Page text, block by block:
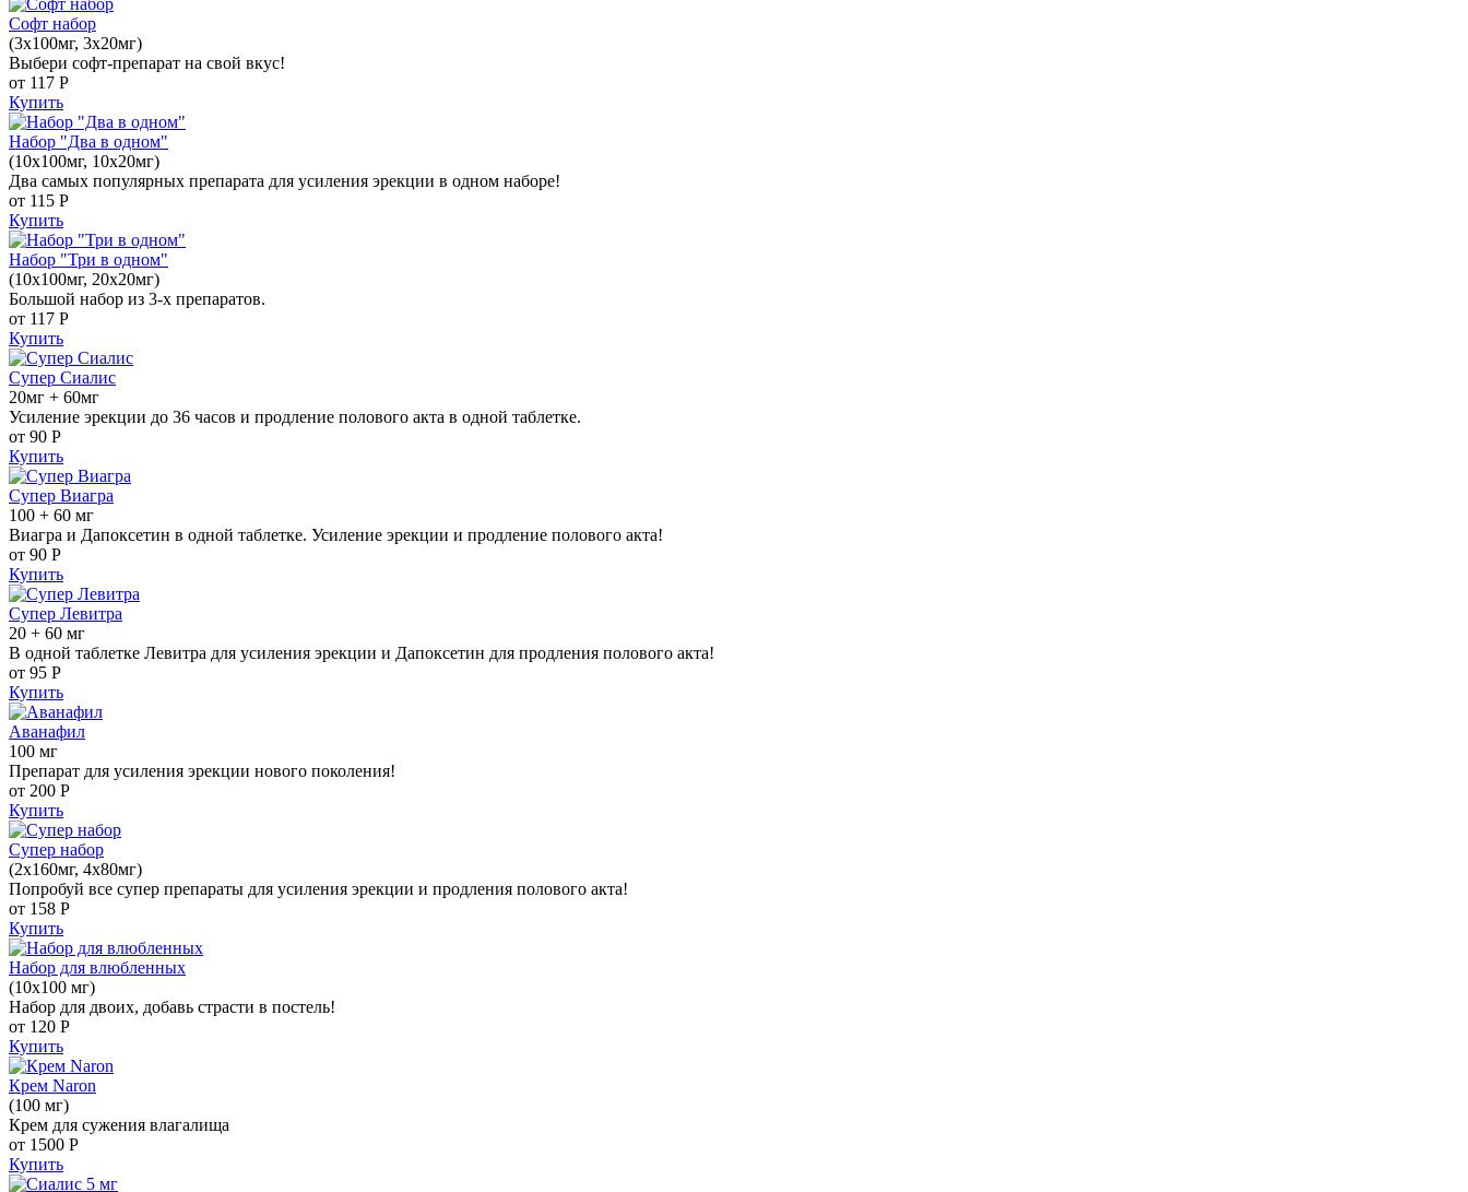
Софт набор
(3x100мг, 3x20мг)
Выбери софт-препарат на свой вкус!
от 117 Р
Купить
Набор "Два в одном"
(10x100мг, 10x20мг)
Два самых популярных препарата для усиления эрекции в одном наборе!
от 115 Р
Купить
Набор "Три в одном"
(10x100мг, 20x20мг)
Большой набор из 3-х препаратов.
от 117 Р
Купить
Супер Сиалис
20мг + 60мг
Усиление эрекции до 36 часов и продление полового акта в одной таблетке.
от 90 Р
Купить
Супер Виагра
100 + 60 мг
Виагра и Дапоксетин в одной таблетке. Усиление эрекции и продление полового акта!
от 90 Р
Купить
Супер Левитра
20 + 60 мг
В одной таблетке Левитра для усиления эрекции и Дапоксетин для продления полового акта!
от 95 Р
Купить
Аванафил
100 мг
Препарат для усиления эрекции нового поколения!
от 200 Р
Купить
Супер набор
(2х160мг, 4х80мг)
Попробуй все супер препараты для усиления эрекции и продления полового акта!
от 158 Р
Купить
Набор для влюбленных
(10х100 мг)
Набор для двоих, добавь страсти в постель!
от 120 Р
Купить
Крем Naron
(100 мг)
Крем для сужения влагалища
от 1500 Р
Купить